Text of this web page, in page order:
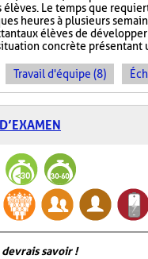
élèves. Le temps que
heures à plusieurs
aux élèves de
concrète
Travail d'équipe (8)
devrais savoir !